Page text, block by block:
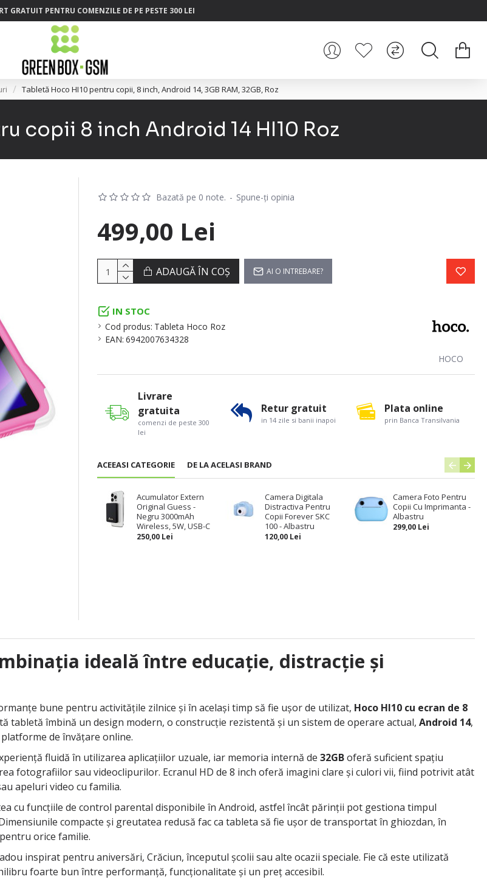
GRATUIT PENTRU COMENZILE DE PE PESTE 300 LEI
Tabletă Hoco HI10 pentru copii, 8 inch, Android 14, 3GB RAM, 32GB, Roz
copii 8 inch Android 14 HI10 Roz
IN STOC
Cod produs: Tableta Hoco Roz
EAN: 6942007634328
HOCO
Bazată pe 0 note. - Spune-ţi opinia
499,00 Lei
ADAUGĂ ÎN COŞ AI O INTREBARE?
ACEEASI CATEGORIE DE LA ACELASI BRAND
Acumulator Extern
Original Guess -
Negru 3000mAh
Wireless, 5W, USB-C
250,00 Lei
Camera Digitala
Distractiva Pentru
Copii Forever SKC
100 - Albastru
120,00 Lei
Camera Foto Pentru
Copii Cu Imprimanta -
Albastru
299,00 Lei
Livrare
gratuita
comenzi de peste 300
lei
Retur gratuit
in 14 zile si banii inapoi
Plata online
prin Banca Transilvania
ideală între educație, distracție și
bune pentru activitățile zilnice și în același timp să fie ușor de utilizat, Hoco HI10 cu ecran de 8
tabletă îmbină un design modern, o construcție rezistentă și un sistem de operare actual, Android 14,
de învățare online.
fluidă în utilizarea aplicațiilor uzuale, iar memoria internă de 32GBoferă suficient spațiu
fotografiilor sau videoclipurilor. Ecranul HD de 8 inch oferă imagini clare și culori vii, fiind potrivit atât
apeluri video cu familia.
cu funcțiile de control parental disponibile în Android, astfel încât părinții pot gestiona timpul
compacte și greutatea redusă fac ca tableta să fie ușor de transportat în ghiozdan, în
orice familie.
inspirat pentru aniversări, Crăciun, începutul școlii sau alte ocazii speciale. Fie că este utilizată
foarte bun între performanță, funcționalitate și un preț accesibil.